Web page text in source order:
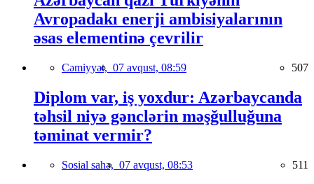
Avropadakı enerji ambisiyalarının
əsas elementinə çevrilir
Cəmiyyət, 07 avqust, 08:59 507
Diplom var, iş yoxdur: Azərbaycanda
təhsil niyə gənclərin məşğulluğuna
təminat vermir?
Sosial sahə, 07 avqust, 08:53 511